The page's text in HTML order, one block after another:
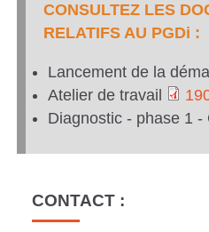
CONSULTEZ LES
RELATIFS AU PGDi :
Lancement de la
Atelier de travail
1
9
Diagnostic - phase 1 -
CONTACT :